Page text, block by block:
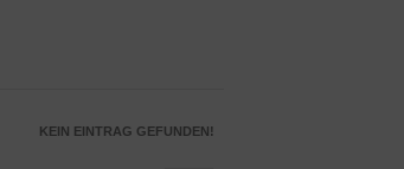
KEIN EINTRAG GEFUNDEN!